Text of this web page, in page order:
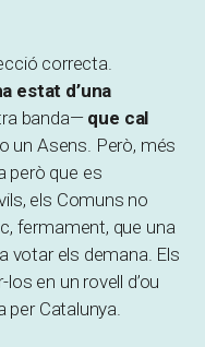
correcta.
estat d’una
banda—que cal
o un Asens . Però, més
però que es
els Comuns no
fermament, que una
votar els demana. Els
en un rovell d’ou
Catalunya.